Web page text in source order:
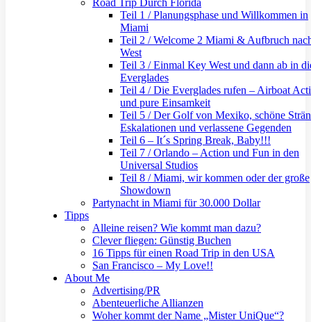
Road Trip Durch Florida
Teil 1 / Planungsphase und Willkommen in
Miami
Teil 2 / Welcome 2 Miami & Aufbruch
West
Teil 3 / Einmal Key West und dann ab in
Everglades
Teil 4 / Die Everglades rufen – Airboat
und pure Einsamkeit
Teil 5 / Der Golf von Mexiko, schöne
Eskalationen und verlassene Gegenden
Teil 6 – It´s Spring Break, Baby!!!
Teil 7 / Orlando – Action und Fun in den
Universal Studios
Teil 8 / Miami, wir kommen oder der große
Showdown
Partynacht in Miami für 30.000 Dollar
Tipps
Alleine reisen? Wie kommt man dazu?
Clever fliegen: Günstig Buchen
16 Tipps für einen Road Trip in den USA
San Francisco – My Love!!
About Me
Advertising/PR
Abenteuerliche Allianzen
Woher kommt der Name „Mister UniQue“?